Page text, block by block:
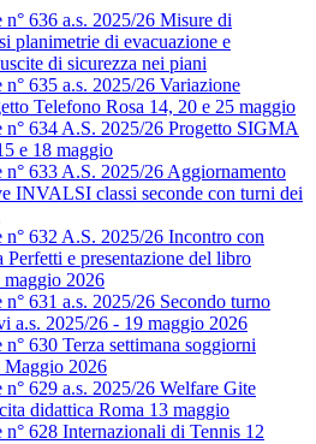
636 a.s. 2025/26 Misure di
planimetrie di evacuazione e
di sicurezza nei piani
635 a.s. 2025/26 Variazione
Telefono Rosa 14, 20 e 25 maggio
n° 634 A.S. 2025/26 Progetto SIGMA
e 18 maggio
n° 633 A.S. 2025/26 Aggiornamento
INVALSI classi seconde con turni dei
n° 632 A.S. 2025/26 Incontro con
Perfetti e presentazione del libro
maggio 2026
631 a.s. 2025/26 Secondo turno
a.s. 2025/26 - 19 maggio 2026
630 Terza settimana soggiorni
2026
629 a.s. 2025/26 Welfare Gite
didattica Roma 13 maggio
n° 628 Internazionali di Tennis 12